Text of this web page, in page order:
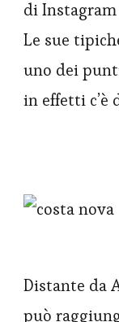
di
Le sue
uno dei
in effetti c’è
Distante da
può